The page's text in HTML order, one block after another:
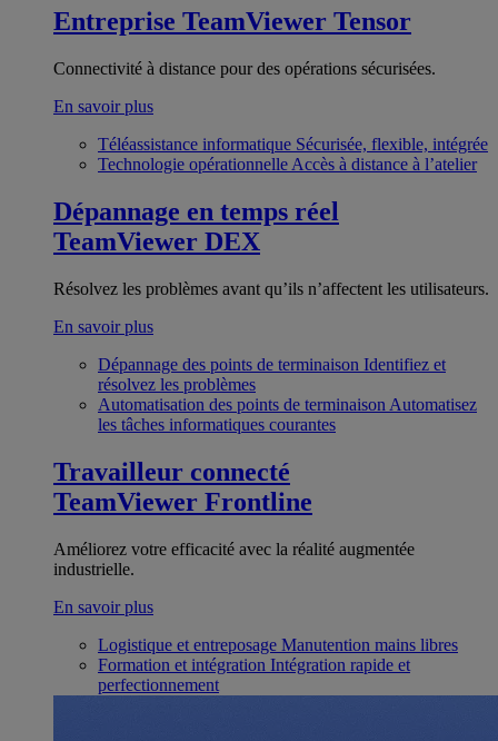
Entreprise TeamViewer Tensor
Connectivité à distance pour des opérations sécurisées.
En savoir plus
Téléassistance informatique Sécurisée, flexible, intégrée
Technologie opérationnelle Accès à distance à l’atelier
Dépannage en temps réel
TeamViewer DEX
Résolvez les problèmes avant qu’ils n’affectent les utilisateurs.
En savoir plus
Dépannage des points de terminaison Identifiez et
résolvez les problèmes
Automatisation des points de terminaison Automatisez
les tâches informatiques courantes
Travailleur connecté
TeamViewer Frontline
Améliorez votre efficacité avec la réalité augmentée
industrielle.
En savoir plus
Logistique et entreposage Manutention mains libres
Formation et intégration Intégration rapide et
perfectionnement